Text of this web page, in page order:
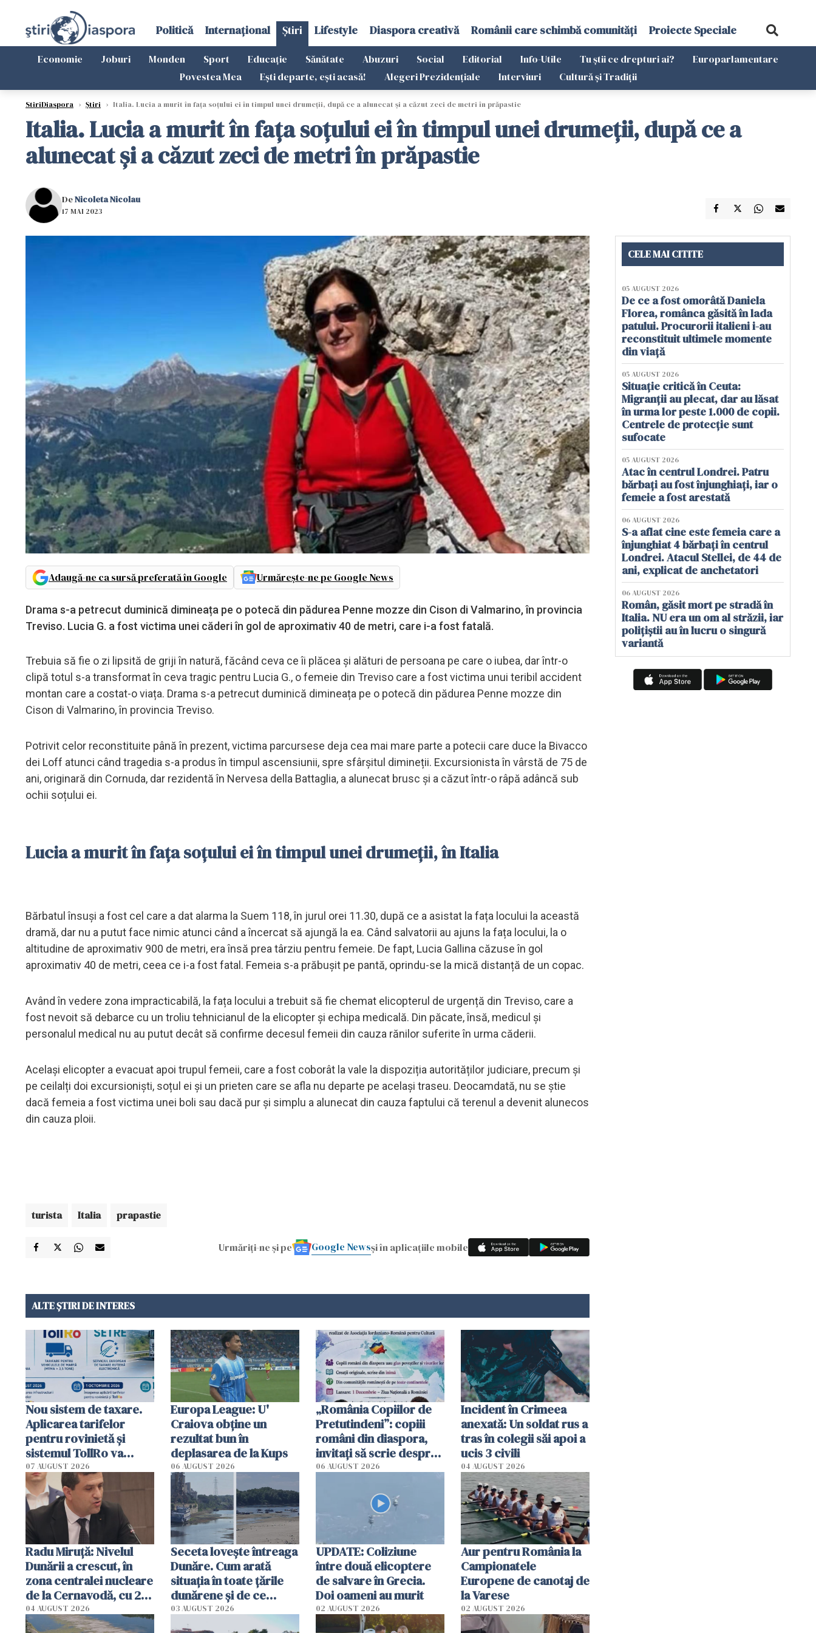
Politică Internațional Știri Lifestyle Diaspora creativă Românii care schimbă comunități Proiecte Speciale
Economie Joburi Monden Sport Educație Sănătate Abuzuri Social Editorial Info-Utile Tu știi ce drepturi ai?
Europarlamentare
Povestea Mea
Ești departe, ești acasă! Alegeri Prezidențiale Interviuri Cultură și Tradiții
StiriDiaspora › Știri › Italia. Lucia a murit în fața soțului ei în timpul unei drumeții, după ce a alunecat și a căzut zeci de metri în prăpastie
Italia. Lucia a murit în fața soțului ei în timpul unei drumeții, după ce a
alunecat și a căzut zeci de metri în prăpastie
DeNicoleta Nicolau
17 MAI 2023
Adaugă-ne ca sursă preferată în Google Urmărește-ne pe Google News
Drama s-a petrecut duminică dimineața pe o potecă din pădurea Penne mozze din Cison di Valmarino, în provincia
Treviso. Lucia G. a fost victima unei căderi în gol de aproximativ 40 de metri, care i-a fost fatală.
Trebuia să fie o zi lipsită de griji în natură, făcând ceva ce îi plăcea și alături de persoana pe care o iubea, dar într-o
clipă totul s-a transformat în ceva tragic pentru Lucia G., o femeie din Treviso care a fost victima unui teribil accident
montan care a costat-o viața. Drama s-a petrecut duminică dimineața pe o potecă din pădurea Penne mozze din
Cison di Valmarino, în provincia Treviso.
Potrivit celor reconstituite până în prezent, victima parcursese deja cea mai mare parte a potecii care duce la Bivacco
dei Loff atunci când tragedia s-a produs în timpul ascensiunii, spre sfârșitul dimineții. Excursionista în vârstă de 75 de
ani, originară din Cornuda, dar rezidentă în Nervesa della Battaglia, a alunecat brusc și a căzut într-o râpă adâncă sub
ochii soțului ei.
Lucia a murit în fața soțului ei în timpul unei drumeții, în Italia
Bărbatul însuși a fost cel care a dat alarma la Suem 118, în jurul orei 11.30, după ce a asistat la fața locului la această
dramă, dar nu a putut face nimic atunci când a încercat să ajungă la ea. Când salvatorii au ajuns la fața locului, la o
altitudine de aproximativ 900 de metri, era însă prea târziu pentru femeie. De fapt, Lucia Gallina căzuse în gol
aproximativ 40 de metri, ceea ce i-a fost fatal. Femeia s-a prăbușit pe pantă, oprindu-se la mică distanță de un copac.
Având în vedere zona impracticabilă, la fața locului a trebuit să fie chemat elicopterul de urgență din Treviso, care a
fost nevoit să debarce cu un troliu tehnicianul de la elicopter și echipa medicală. Din păcate, însă, medicul și
personalul medical nu au putut decât să confirme decesul femeii din cauza rănilor suferite în urma căderii.
Același elicopter a evacuat apoi trupul femeii, care a fost coborât la vale la dispoziția autorităților judiciare, precum și
pe ceilalți doi excursioniști, soțul ei și un prieten care se afla nu departe pe același traseu. Deocamdată, nu se știe
dacă femeia a fost victima unei boli sau dacă pur și simplu a alunecat din cauza faptului că terenul a devenit alunecos
din cauza ploii.
turista Italia prapastie
Urmăriți-ne și pe Google Newsși în aplicațiile mobile
ALTE ȘTIRI DE INTERES
Nou sistem de taxare.
Aplicarea tarifelor
pentru rovinietă şi
sistemul TollRo va
începe la 1 octombrie
07 AUGUST 2026
Europa League: U'
Craiova obține un
rezultat bun în
deplasarea de la Kups
06 AUGUST 2026
„România Copiilor de
Pretutindeni”: copiii
români din diaspora,
invitați să scrie despre
România într-un volum
06 AUGUST 2026
Incident în Crimeea
anexată: Un soldat rus a
tras în colegii săi apoi a
ucis 3 civili
04 AUGUST 2026
Radu Miruţă: Nivelul
Dunării a crescut, în
zona centralei nucleare
de la Cernavodă, cu 2
cm faţă de ziua trecută
04 AUGUST 2026
Seceta lovește întreaga
Dunăre. Cum arată
situația în toate țările
dunărene și de ce
România resimte
efectele, deși a plouat
03 AUGUST 2026
UPDATE: Coliziune
între două elicoptere
de salvare în Grecia.
Doi oameni au murit
02 AUGUST 2026
Aur pentru România la
Campionatele
Europene de canotaj de
la Varese
02 AUGUST 2026
CELE MAI CITITE
05 AUGUST 2026
De ce a fost omorâtă Daniela
Florea, românca găsită în lada
patului. Procurorii italieni i-au
reconstituit ultimele momente
din viață
05 AUGUST 2026
Situație critică în Ceuta:
Migranții au plecat, dar au lăsat
în urma lor peste 1.000 de copii.
Centrele de protecție sunt
sufocate
05 AUGUST 2026
Atac în centrul Londrei. Patru
bărbați au fost înjunghiați, iar o
femeie a fost arestată
06 AUGUST 2026
S-a aflat cine este femeia care a
înjunghiat 4 bărbați în centrul
Londrei. Atacul Stellei, de 44 de
ani, explicat de anchetatori
06 AUGUST 2026
Român, găsit mort pe stradă în
Italia. NU era un om al străzii, iar
polițiștii au în lucru o singură
variantă